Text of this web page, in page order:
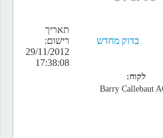
בדוק מחדש
תאריך
רישום:
29/11/2012
17:38:08
לקוח: